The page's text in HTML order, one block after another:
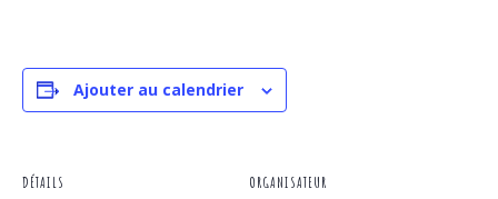
Ajouter au calendrier
DÉTAILS ORGANISATEUR